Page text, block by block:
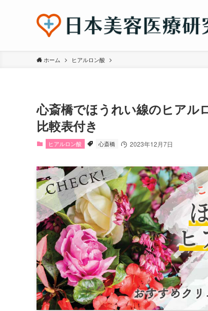
ホーム ヒアルロン酸
心斎橋でほうれい線のヒアル
比較表付き
ヒアルロン酸 心斎橋 2023年12月7日